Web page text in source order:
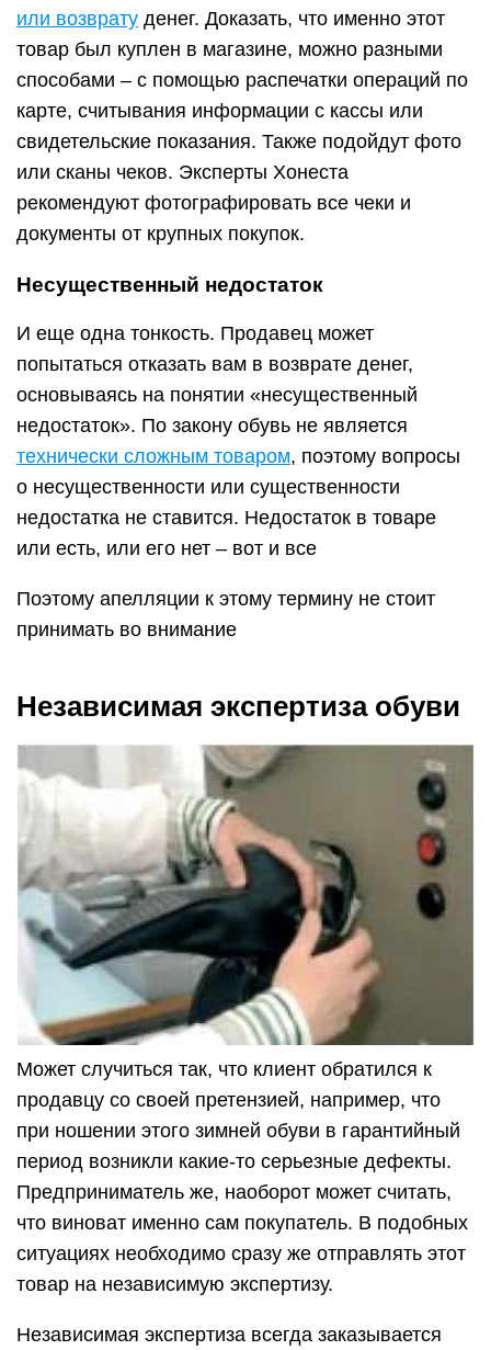
или возврату денег. Доказать, что именно этот
товар был куплен в магазине, можно разными
способами – с помощью распечатки операций по
карте, считывания информации с кассы или
свидетельские показания. Также подойдут фото
или сканы чеков. Эксперты Хонеста
рекомендуют фотографировать все чеки и
документы от крупных покупок.
Несущественный недостаток
И еще одна тонкость. Продавец может
попытаться отказать вам в возврате денег,
основываясь на понятии «несущественный
недостаток». По закону обувь не является
технически сложным товаром, поэтому вопросы
о несущественности или существенности
недостатка не ставится. Недостаток в товаре
или есть, или его нет – вот и все
Поэтому апелляции к этому термину не стоит
принимать во внимание
Независимая экспертиза обуви
Может случиться так, что клиент обратился к
продавцу со своей претензией, например, что
при ношении этого зимней обуви в гарантийный
период возникли какие-то серьезные дефекты.
Предприниматель же, наоборот может считать,
что виноват именно сам покупатель. В подобных
ситуациях необходимо сразу же отправлять этот
товар на независимую экспертизу.
Независимая экспертиза всегда заказывается